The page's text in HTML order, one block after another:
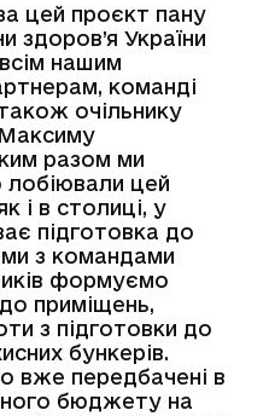
цей проєкт пану
здоров’я України
нашим
команді
очільнику
Максиму
разом ми
лобіювали цей
і в столиці, у
підготовка до
ми з командами
формуємо
до приміщень,
з підготовки до
бункерів.
вже передбачені в
бюджету на